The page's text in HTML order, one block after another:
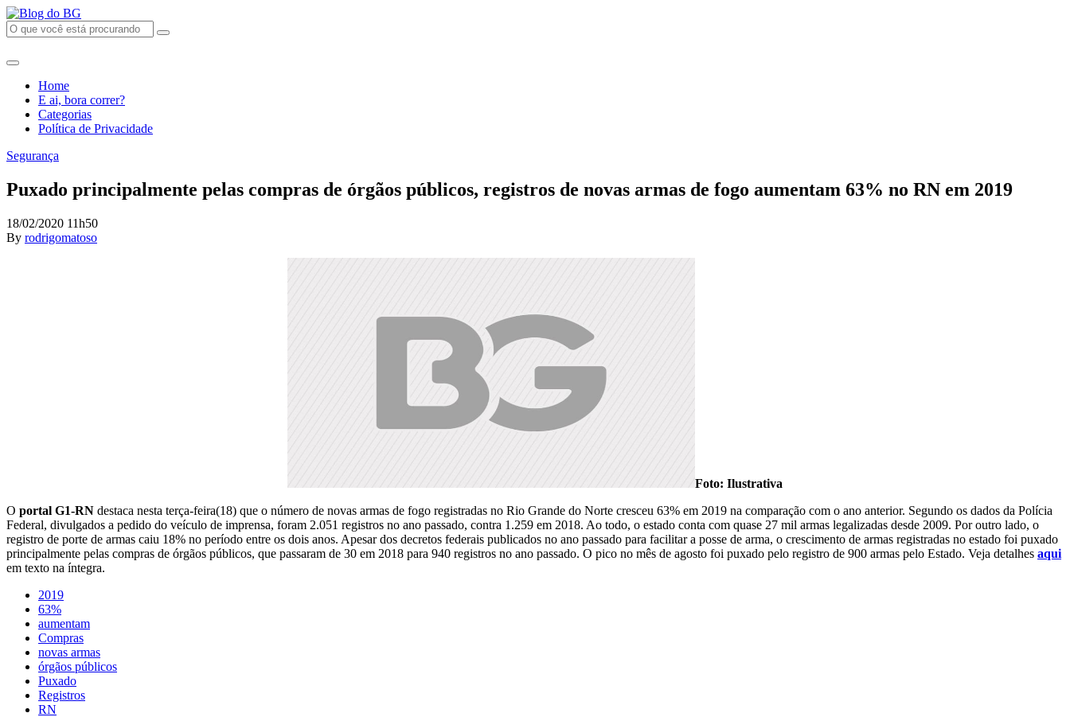
Home
E ai, bora correr?
Categorias
Política de Privacidade
Segurança
Puxado principalmente pelas compras de órgãos públicos, registros de novas armas de fogo aumentam 63% no RN em 2019
18/02/2020 11h50
By rodrigomatoso
Foto: Ilustrativa
O portal G1-RN destaca nesta terça-feira(18) que o número de novas armas de fogo registradas no Rio Grande do Norte cresceu 63% em 2019 na comparação com o ano anterior. Segundo os dados da Polícia
Federal, divulgados a pedido do veículo de imprensa, foram 2.051 registros no ano passado, contra 1.259 em 2018. Ao todo, o estado conta com quase 27 mil armas legalizadas desde 2009. Por outro lado, o
registro de porte de armas caiu 18% no período entre os dois anos. Apesar dos decretos federais publicados no ano passado para facilitar a posse de arma, o crescimento de armas registradas no estado foi puxado
principalmente pelas compras de órgãos públicos, que passaram de 30 em 2018 para 940 registros no ano passado. O pico no mês de agosto foi puxado pelo registro de 900 armas pelo Estado. Veja detalhes aqui
em texto na íntegra.
2019
63%
aumentam
Compras
novas armas
órgãos públicos
Puxado
Registros
RN